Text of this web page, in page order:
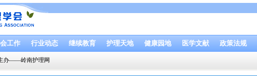
工作 行业动态 继续教育 护理天地 健康园地 医学文献 政策法规
办——岭南护理网